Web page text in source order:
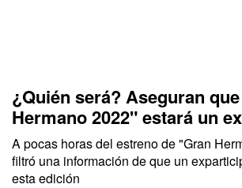
¿Quién será? Aseguran
Hermano 2022" estará un
A pocas horas del estreno de "Gran
filtró una información de que un
esta edición